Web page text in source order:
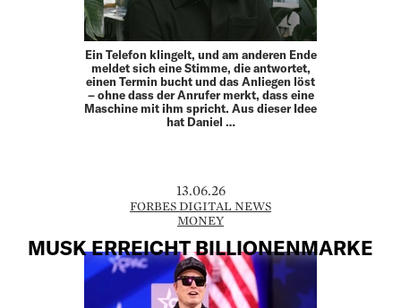
Ein Telefon klingelt, und am anderen Ende
meldet sich eine Stimme, die antwortet,
einen Termin bucht und das Anliegen löst
– ohne dass der Anrufer merkt, dass eine
Maschine mit ihm spricht. Aus dieser Idee
hat Daniel …
13.06.26
FORBES DIGITAL NEWS
MONEY
MUSK ERREICHT BILLIONENMARKE